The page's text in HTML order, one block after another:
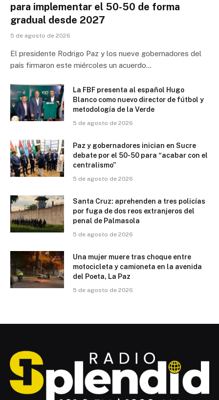
para implementar el 50-50 de forma
gradual desde 2027
5 de agosto de 2026
El presidente Rodrigo Paz y los nueve gobernadores del
país firmaron este miércoles un acuerdo…
La FBF presenta al español Hugo
Blanco como nuevo director de fútbol y
metodología de la Verde
5 de agosto de 2026
Paz y gobernadores inician en Sucre
debate por el 50-50 para “acabar con el
centralismo”
5 de agosto de 2026
Santa Cruz: aprehenden a tres policías
por fuga de dos reos extranjeros del
penal de Palmasola
5 de agosto de 2026
Una mujer muere tras choque entre
motocicleta y camioneta en la avenida
del Poeta, La Paz
5 de agosto de 2026